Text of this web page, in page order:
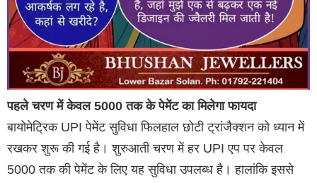
पहले चरण में केवल 5000 तक के पेमेंट का मिलेगा फायदा
बायोमेट्रिक UPI पेमेंट सुविधा फिलहाल छोटी ट्रांजैक्शन को ध्यान में
रखकर शुरू की गई है। शुरुआती चरण में हर UPI एप पर केवल
5000 तक की पेमेंट के लिए यह सुविधा उपलब्ध है। हालांकि इससे